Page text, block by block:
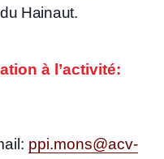
Hainaut.
à l’activité:
ppi.mons@acv-